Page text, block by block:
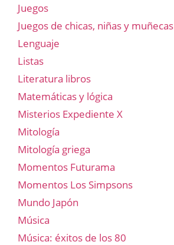
Juegos
Juegos de chicas, niñas y muñecas
Lenguaje
Listas
Literatura libros
Matemáticas y lógica
Misterios Expediente X
Mitología
Mitología griega
Momentos Futurama
Momentos Los Simpsons
Mundo Japón
Música
Música: éxitos de los 80